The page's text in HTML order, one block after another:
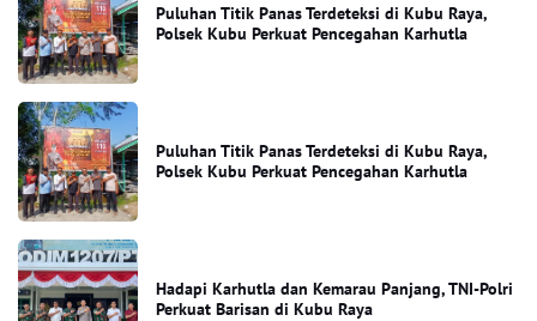
Puluhan Titik Panas Terdeteksi di Kubu Raya,
Polsek Kubu Perkuat Pencegahan Karhutla
Puluhan Titik Panas Terdeteksi di Kubu Raya,
Polsek Kubu Perkuat Pencegahan Karhutla
Hadapi Karhutla dan Kemarau Panjang, TNI-Polri
Perkuat Barisan di Kubu Raya